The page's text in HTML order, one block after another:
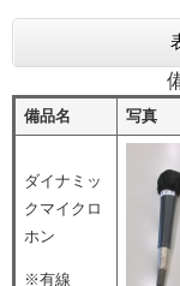
備品名 写真
ダイナミッ
クマイクロ
ホン
※有線